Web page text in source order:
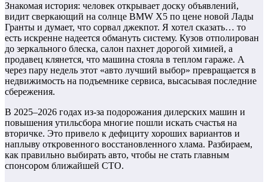
Знакомая история: человек открывает доску объявлений,
видит сверкающий на солнце BMW X5 по цене новой Лады
Гранты и думает, что сорвал джекпот. Я хотел сказать… то
есть искренне надеется обмануть систему. Кузов отполирован
до зеркального блеска, салон пахнет дорогой химией, а
продавец клянется, что машина стояла в теплом гараже. А
через пару недель этот «авто лучший выбор» превращается в
недвижимость на подъемнике сервиса, высасывая последние
сбережения.
В 2025–2026 годах из-за подорожания дилерских машин и
повышения утильсбора многие пошли искать счастья на
вторичке. Это привело к дефициту хороших вариантов и
наплыву откровенного восстановленного хлама. Разбираем,
как правильно выбирать авто, чтобы не стать главным
спонсором ближайшей СТО.